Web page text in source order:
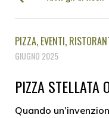
PIZZA EVENTI
GIUGNO 2025
PIZZA STELLATA
Quando